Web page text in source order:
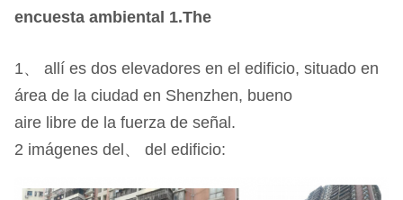
encuesta ambiental 1.The
1、 allí es dos elevadores en el edificio, situado en
área de la ciudad en Shenzhen, bueno
aire libre de la fuerza de señal.
2 imágenes del、 del edificio: